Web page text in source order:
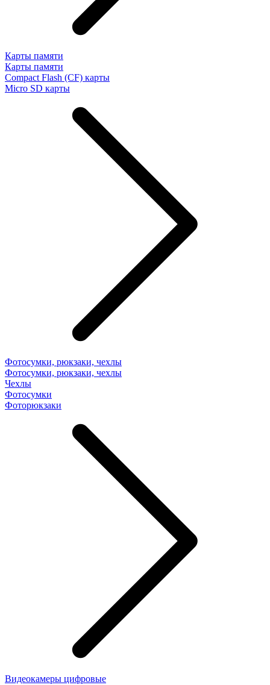
Карты памяти
Карты памяти
Compact Flash (CF) карты
Micro SD карты
Фотосумки, рюкзаки, чехлы
Фотосумки, рюкзаки, чехлы
Чехлы
Фотосумки
Фоторюкзаки
Видеокамеры цифровые